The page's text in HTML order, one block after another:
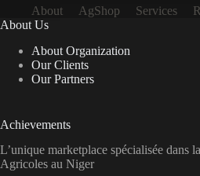
About AgShop Services
About Us
About Organization
Our Clients
Our Partners
Achievements
L’unique marketplace spécialisée dans
Agricoles au Niger